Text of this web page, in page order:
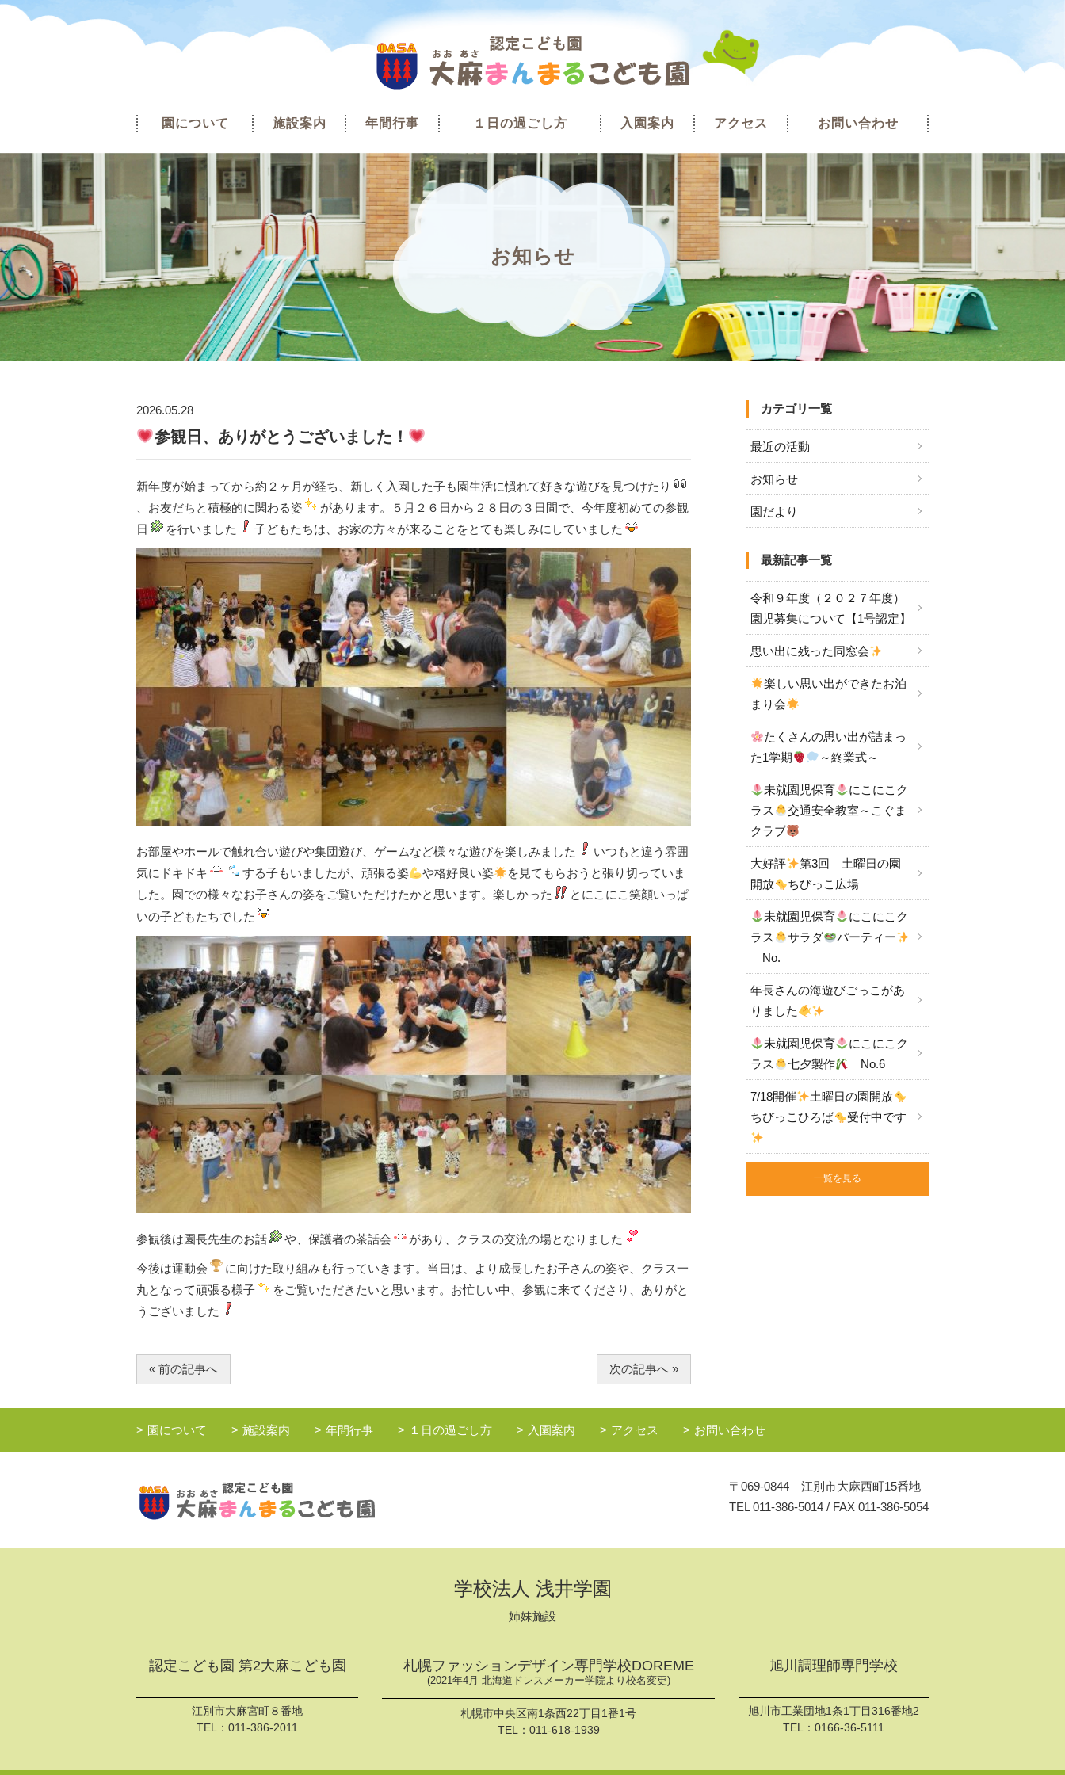
園について 施設案内 年間行事 １日の過ごし方 入園案内 アクセス お問い合わせ
お知らせ
2026.05.28
参観日、ありがとうございました！
新年度が始まってから約２ヶ月が経ち、新しく入園した子も園生活に慣れて好きな遊びを見つけたり
、お友だちと積極的に関わる姿
があります。５月２６日から２８日の３日間で、今年度初めての参観
日
を行いました 子どもたちは、お家の方々が来ることをとても楽しみにしていました
お部屋やホールで触れ合い遊びや集団遊び、ゲームなど様々な遊びを楽しみました
いつもと違う雰囲
気にドキドキ
する子もいましたが、頑張る姿 や格好良い姿
を見てもらおうと張り切っていま
した。園での様々なお子さんの姿をご覧いただけたかと思います。楽しかった
とにこにこ笑顔いっぱ
いの子どもたちでした
参観後は園長先生のお話 や、保護者の茶話会 があり、クラスの交流の場となりました
今後は運動会
に向けた取り組みも行っていきます。当日は、より成長したお子さんの姿や、クラス一
丸となって頑張る様子
をご覧いただきたいと思います。お忙しい中、参観に来てくださり、ありがと
うございました
« 前の記事へ 次の記事へ »
カテゴリ一覧
最近の活動
お知らせ
園だより
最新記事一覧
令和９年度（２０２７年度）
園児募集について【1号認定】
思い出に残った同窓会
楽しい思い出ができたお泊
まり会
たくさんの思い出が詰まっ
た1学期
～終業式～
未就園児保育
にこにこク
ラス
交通安全教室～こぐま
クラブ
大好評
第3回 土曜日の園
開放
ちびっこ広場
未就園児保育
にこにこク
ラス
サラダ
パーティー
No.
年長さんの海遊びごっこがあ
りました
未就園児保育
にこにこク
ラス
七夕製作 No.6
7/18開催
土曜日の園開放
ちびっこひろば
受付中です
一覧を見る
園について 施設案内 年間行事 １日の過ごし方 入園案内 アクセス お問い合わせ
〒069-0844 江別市大麻西町15番地
TEL011-386-5014 / FAX 011-386-5054
学校法人 浅井学園
姉妹施設
認定こども園 第2大麻こども園
江別市大麻宮町８番地
TEL： 011-386-2011
札幌ファッションデザイン専門学校DOREME
(2021年4月 北海道ドレスメーカー学院より校名変更)
札幌市中央区南1条西22丁目1番1号
TEL： 011-618-1939
旭川調理師専門学校
旭川市工業団地1条1丁目316番地2
TEL： 0166-36-5111